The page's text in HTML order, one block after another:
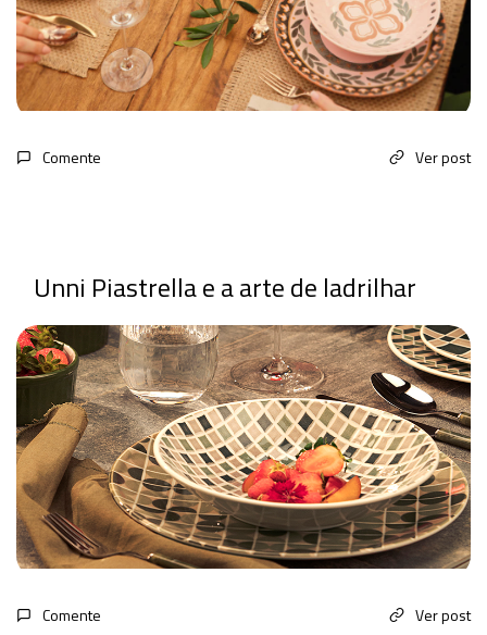
Comente Ver post
Unni Piastrella e a arte de ladrilhar
Comente Ver post